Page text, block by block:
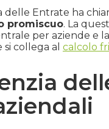
delle Entrate ha
promiscuo. La
per aziende e
collega al calcolo